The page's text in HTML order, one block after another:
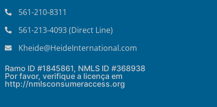
561-210-8311
561-213-4093 (Direct Line)
Kheide@HeideInternational.com
Ramo ID #1845861, NMLS ID #368938
Por favor, verifique a licença em
http://nmlsconsumeraccess.org